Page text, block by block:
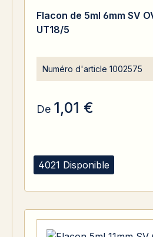
4021 Disponible
Flacon de 5ml 6mm SV
UT18/5
Numéro d'article 1002575
De 1,01 €